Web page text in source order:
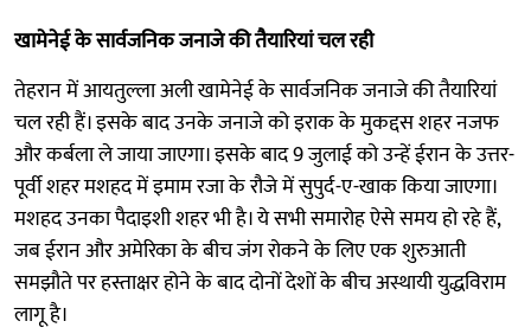
खामेनेई के सार्वजनिक जनाजे की तैयारियां चल रही
तेहरान में आयतुल्ला अली खामेनेई के सार्वजनिक जनाजे की तैयारियां
चल रही हैं। इसके बाद उनके जनाजे को इराक के मुकद्दस शहर नजफ
और कर्बला ले जाया जाएगा। इसके बाद 9 जुलाई को उन्हें ईरान के उत्तर-
पूर्वी शहर मशहद में इमाम रजा के रौजे में सुपुर्द-ए-खाक किया जाएगा।
मशहद उनका पैदाइशी शहर भी है। ये सभी समारोह ऐसे समय हो रहे हैं,
जब ईरान और अमेरिका के बीच जंग रोकने के लिए एक शुरुआती
समझौते पर हस्ताक्षर होने के बाद दोनों देशों के बीच अस्थायी युद्धविराम
लागू है।